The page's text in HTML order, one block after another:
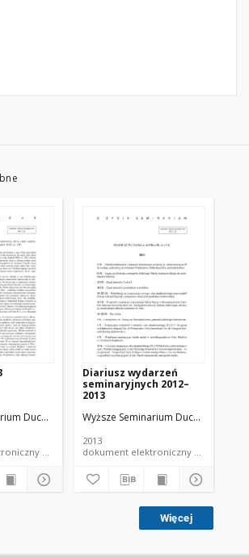
Duchowne w Łodzi
dokument elektroniczny czasopismo
Diariusz wydarzeń
seminaryjnych 2012–
2013
Wyższe Seminarium Duchowne w
2013
dokument elektroniczny czasopismo
Więcej